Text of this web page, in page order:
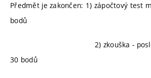
Předmět je zakončen: 1) zápočtový test
bodů
2) zkouška - poslech
30 bodů